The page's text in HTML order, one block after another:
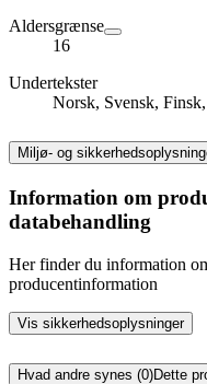
Aldersgrænse
16
Undertekster
Norsk, Svensk,
Miljø- og
Information om
databehandling
Her finder du information
producentinformation
Vis sikkerhedsoplysninger
Hvad andre synes (0)Dette